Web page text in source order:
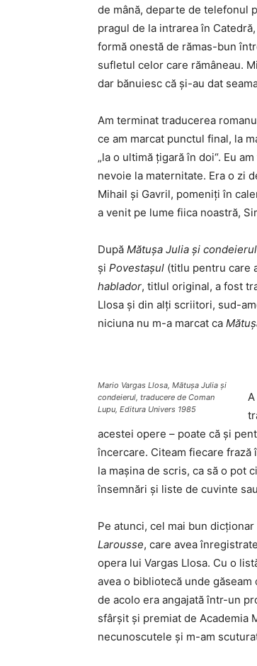
de mână, departe de telefonul
pragul de la intrarea în
formă onestă de rămas-bun
sufletul celor care rămâneau.
dar bănuiesc că și-au dat
Am terminat traducerea
ce am marcat punctul final, la
„la o ultimă țigară în doi“. Eu
nevoie la maternitate. Era o zi
Mihail și Gavril, pomeniți în
a venit pe lume fiica noastră,
După Mătușa Julia și condeierul
și Povestașul (titlu pentru care
hablador, titlul original, a fost
Llosa și din alți scriitori, sud-
niciuna nu m-a marcat ca
Mario Vargas Llosa, Mătușa Julia și
condeierul, traducere de Coman
Lupu, Editura Univers 1985
acestei opere – poate că și
încercare. Citeam fiecare frază
la mașina de scris, ca să o pot
însemnări și liste de cuvinte
Pe atunci, cel mai bun
Larousse, care avea
opera lui Vargas Llosa. Cu o
avea o bibliotecă unde
de acolo era angajată într-un
sfârșit și premiat de Academia
necunoscutele și m-am